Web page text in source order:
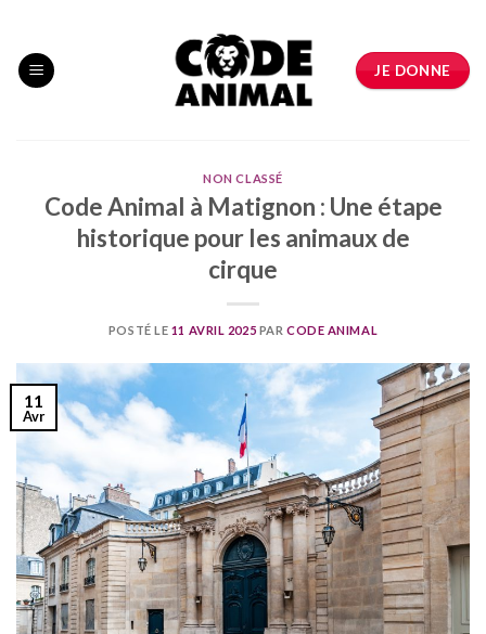
content
JE DONNE
NON CLASSÉ
Code Animal à Matignon : Une étape
historique pour les animaux de
cirque
POSTÉ LE 11 AVRIL 2025 PAR CODE ANIMAL
11
Avr